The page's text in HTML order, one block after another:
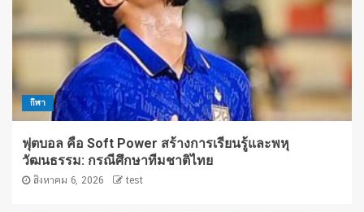
กีฬา
ฟุตบอล คือ Soft Power สร้างการเรียนรู้และพหุ
วัฒนธรรม: กรณีศึกษาทีมชาติไทย
สิงหาคม 6, 2026 test